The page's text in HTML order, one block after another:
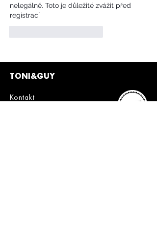
nelegálně. Toto je důležité zvážit před
registrací
TONI&GUY
Kontakt